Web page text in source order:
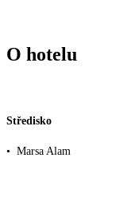
O hotelu
Středisko
• Marsa Alam